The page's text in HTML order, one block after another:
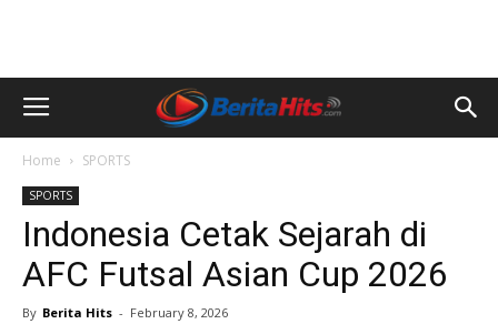
Home SPORTS
SPORTS
Indonesia Cetak Sejarah di
AFC Futsal Asian Cup 2026
By Berita Hits - February 8, 2026